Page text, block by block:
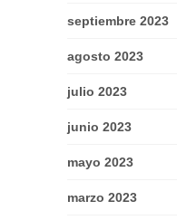
septiembre 2023
agosto 2023
julio 2023
junio 2023
mayo 2023
marzo 2023